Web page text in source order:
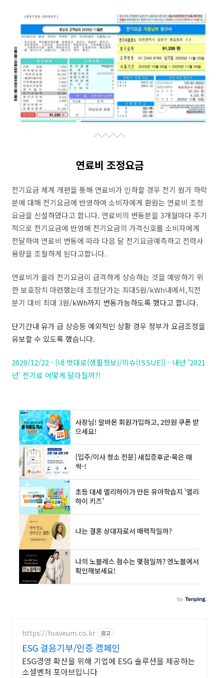
연료비 조정요금
전기요금 체계 개편을 통해 연료비가 인하할 경우 전기 원가 하락
분에 대해 전기요금에 반영하여 소비자에게 환원는 연료비 조정
요금을 신설하였다고 합니다. 연료비의 변동분을 3개월마다 주기
적으로 전기요금에 반영해 전기요금의 가격신호를 소비자에게
전달하여 연료비 변동에 따라 다음 달 전기요금예측하고 전력사
용량을 조절하게 된다고합니다.
연료비가 올라 전기요금이 급격하게 상승하는 것을 예방하기 위
한 보호장치 마련했는데 조정단가는 최대5원/kWh내에서,직전
분기 대비 최대 3원/kWh까지 변동가능하도록 했다고 합니다.
단기간내 유가 급 상승등 예외적인 상황 경우 정부가 요금조정을
유보할 수 있도록 했습니다.
2020/12/22 - [네 멋대로(생활정보)/이슈(ISSUE)] - 내년 '2021
년' 전기료 어떻게 달라질까?!
https://foaveum.co.kr 광고
ESG 걸음기부/인증 캠페인
ESG경영 확산을 위해 기업에 ESG 솔루션을 제공하는
소셜벤처 포아브입니다